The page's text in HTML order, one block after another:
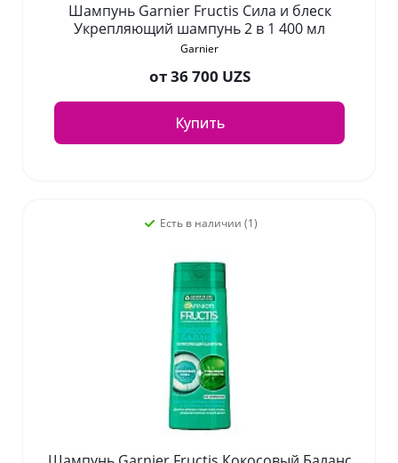
Шампунь Garnier Fructis Сила и блеск
Укрепляющий шампунь 2 в 1 400 мл
Garnier
от36 700 UZS
Купить
Есть в наличии (1)